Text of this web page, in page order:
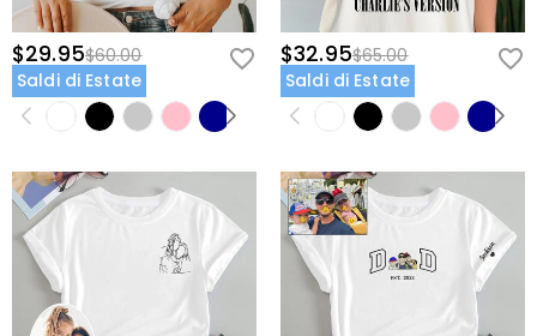
$29.95$60.00
Saldi di Estate
$32.95$65.00
Saldi di Estate